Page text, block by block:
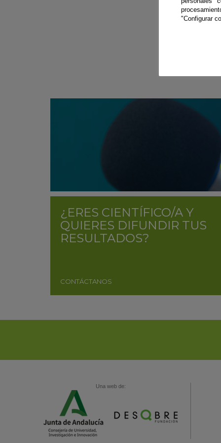
¿ERES CIENTÍFICO/A Y
QUIERES DIFUNDIR TUS
RESULTADOS?
CONTÁCTANOS
Una web de:
"Configurar